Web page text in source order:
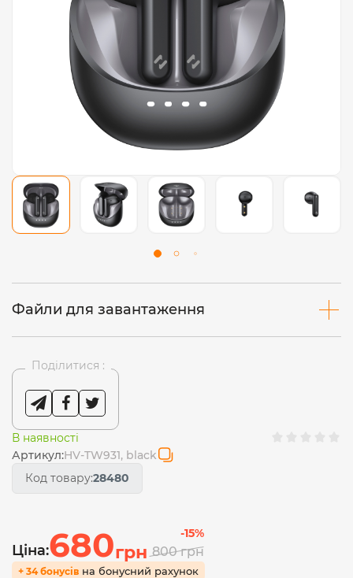
Файли для завантаження
Поділитися :
В наявності
Артикул:HV-TW931, black
Код товару:28480
Ціна:680грн
-15%
800грн
+ 34 бонусів на бонусний рахунок